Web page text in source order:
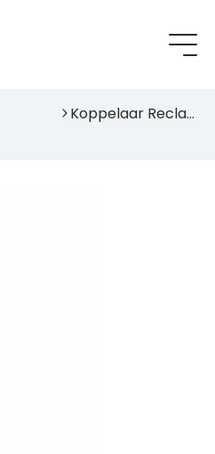
Koppelaar Reclame